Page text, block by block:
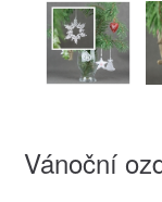
Vánoční